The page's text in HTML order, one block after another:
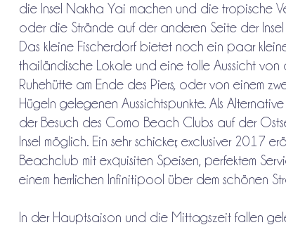
die Insel Nakha Yai machen und die tropische
oder die Strände auf der anderen Seite der Insel
Das kleine Fischerdorf bietet noch ein paar
thailändische Lokale und eine tolle Aussicht von
Ruhehütte am Ende des Piers, oder von einem
Hügeln gelegenen Aussichtspunkte. Als
der Besuch des Como Beach Clubs auf der
Insel möglich. Ein sehr schicker, exclusiver 2017
Beachclub mit exquisiten Speisen, perfektem
einem herrlichen Infinitipool über dem schönen
In der Hauptsaison und die Mittagszeit fallen